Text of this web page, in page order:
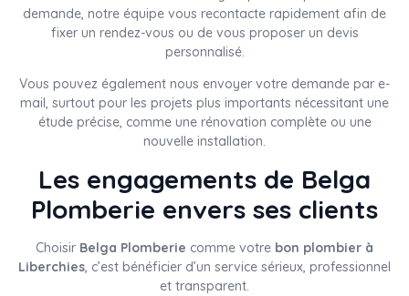
demande, notre équipe vous recontacte rapidement afin de
fixer un rendez-vous ou de vous proposer un devis
personnalisé.
Vous pouvez également nous envoyer votre demande par e-
mail, surtout pour les projets plus importants nécessitant une
étude précise, comme une rénovation complète ou une
nouvelle installation.
Les engagements de Belga
Plomberie envers ses clients
Choisir Belga Plomberie comme votre bon plombier à
Liberchies, c’est bénéficier d’un service sérieux, professionnel
et transparent.